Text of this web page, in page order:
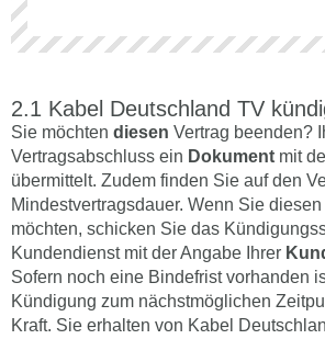
Kabel Deutschland TV
Sie möchten diesen Vertrag beenden?
Vertragsabschluss ein Dokument mit
übermittelt. Zudem finden Sie auf den
Mindestvertragsdauer. Wenn Sie
möchten, schicken Sie das
Kundendienst mit der Angabe Ihrer
Sofern noch eine Bindefrist vorhanden
Kündigung zum nächstmöglichen
Kraft. Sie erhalten von Kabel